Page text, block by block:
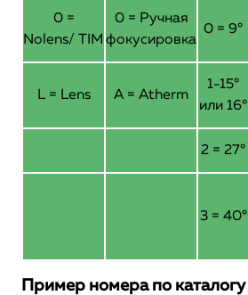
0 =
Nolens/ TIM
0 = Ручная
фокусировка
0 = 9°
L = Lens A = Atherm
1-15°
или 16°
2 = 27°
3 = 40°
Пример номера по каталогу